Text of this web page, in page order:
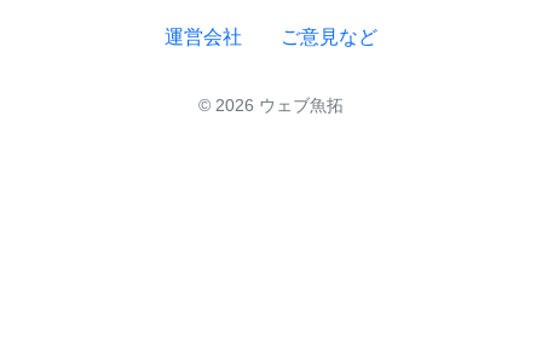
運営会社 ご意見など
© 2026 ウェブ魚拓